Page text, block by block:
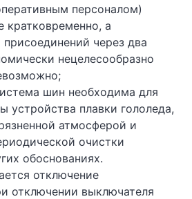
персоналом)
кратковременно, а
через два
нецелесообразно
шин необходима для
устройства плавки гололеда,
атмосферой и
очистки
обоснованиях.
отключение
отключении выключателя